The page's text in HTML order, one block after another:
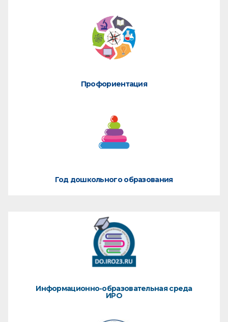
Профориентация
Год дошкольного образования
Информационно-образовательная среда
ИРО